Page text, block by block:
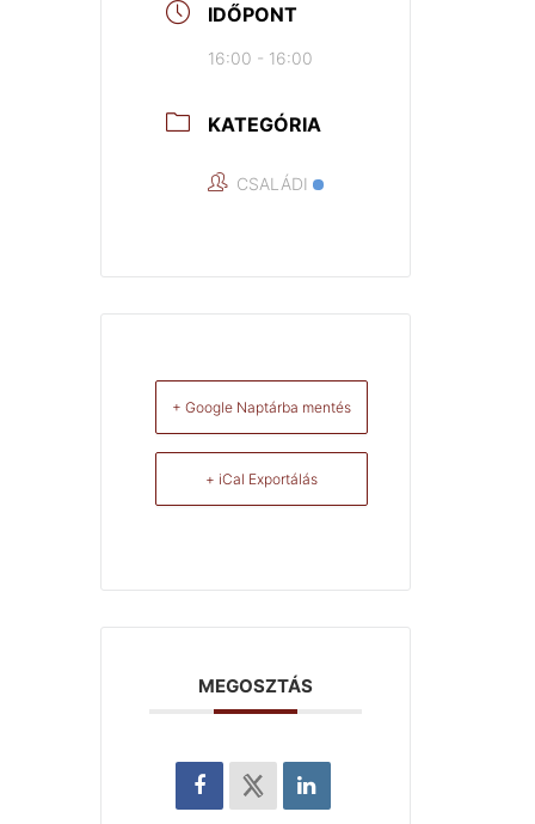
IDŐPONT
16:00 - 16:00
KATEGÓRIA
CSALÁDI
+ Google Naptárba mentés
+ iCal Exportálás
MEGOSZTÁS